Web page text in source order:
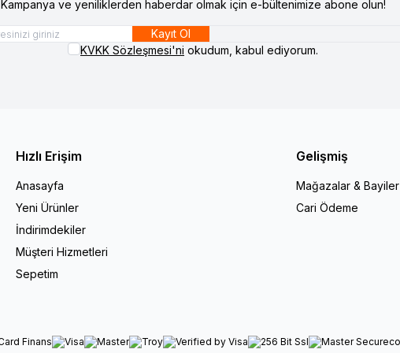
Kampanya ve yeniliklerden haberdar olmak için e-bültenimize abone olun!
Kayıt Ol
KVKK Sözleşmesi'ni okudum, kabul ediyorum.
Hızlı Erişim
Anasayfa
Yeni Ürünler
İndirimdekiler
Müşteri Hizmetleri
Sepetim
Gelişmiş
Mağazalar & Bayiler
Cari Ödeme